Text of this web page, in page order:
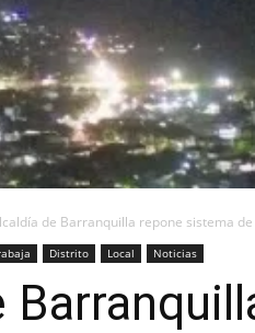
de Barranquilla repone sistema
Distrito Local Noticias